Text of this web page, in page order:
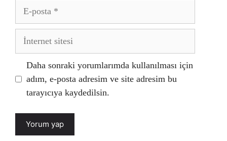
posta
İnternet
Daha sonraki yorumlarımda kullanılması için
adım, e-posta adresim ve site adresim bu
tarayıcıya kaydedilsin.